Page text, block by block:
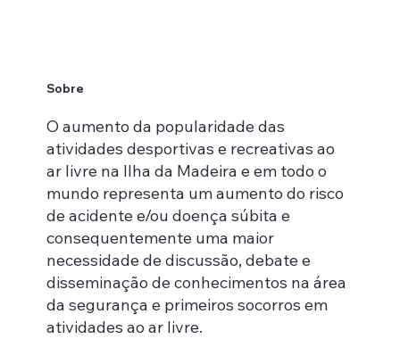
Sobre
O aumento da popularidade das
atividades desportivas e recreativas ao
ar livre na Ilha da Madeira e em todo o
mundo representa um aumento do risco
de acidente e/ou doença súbita e
consequentemente uma maior
necessidade de discussão, debate e
disseminação de conhecimentos na área
da segurança e primeiros socorros em
atividades ao ar livre.